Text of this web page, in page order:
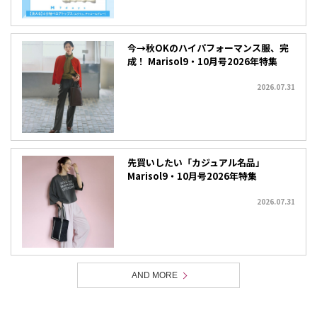
今→秋OKのハイパフォーマンス服、完
成！ Marisol9・10月号2026年特集
2026.07.31
先買いしたい「カジュアル名品」
Marisol9・10月号2026年特集
2026.07.31
AND MORE